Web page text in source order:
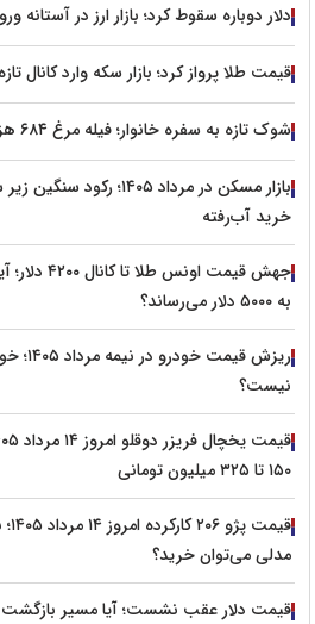
دلار دوباره سقوط کرد؛ بازار ارز در آستانه
قیمت طلا پرواز کرد؛ بازار سکه وارد کانال
شوک تازه به سفره خانوار؛ فیله مرغ ۶۸۴ هزار تومان شد
بازار مسکن در مرداد ۱۴۰۵؛
خرید آب‌رفته
جهش قیمت اونس
به ۵۰۰۰ دلار می‌رساند؟
ریزش
نیست؟
۱۵۰ تا ۳۲۵ میلیون تومانی
مدلی می‌توان خرید؟